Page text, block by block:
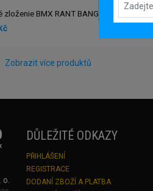
BMX RANT BANG UR SPANISH BB
Zobrazit více produktů
o.
DŮLEŽITÉ ODKAZY
PŘIHLÁŠENÍ
REGISTRACE
DODANÍ ZBOŽÍ A PLATBA